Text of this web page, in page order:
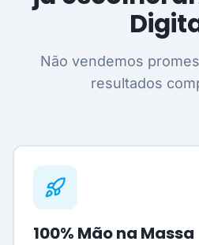
Não vendemos
resultados
100% Mão na Massa